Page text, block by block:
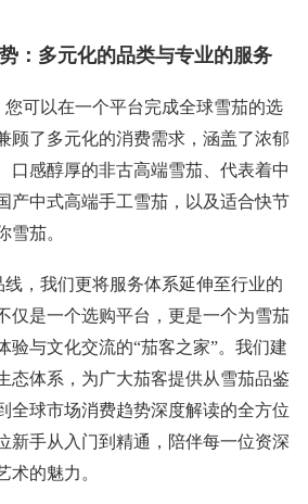
多元化的品类与专业的服务
可以在一个平台完成全球雪茄的选
顾了多元化的消费需求，涵盖了浓郁
口感醇厚的非古高端雪茄、代表着中
产中式高端手工雪茄，以及适合快节
雪茄。
线，我们更将服务体系延伸至行业的
仅是一个选购平台，更是一个为雪茄
验与文化交流的“茄客之家”。我们建
态体系，为广大茄客提供从雪茄品鉴
全球市场消费趋势深度解读的全方位
新手从入门到精通，陪伴每一位资深
术的魅力。